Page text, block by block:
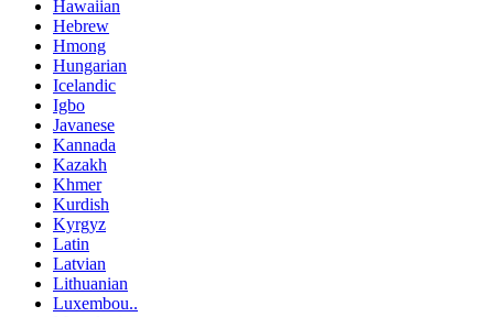
Hawaiian
Hebrew
Hmong
Hungarian
Icelandic
Igbo
Javanese
Kannada
Kazakh
Khmer
Kurdish
Kyrgyz
Latin
Latvian
Lithuanian
Luxembou..